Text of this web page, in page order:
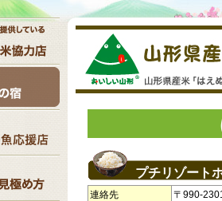
プチリゾート
連絡先
〒990-